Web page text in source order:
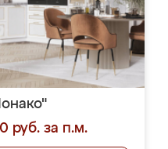
руб. за п.м.